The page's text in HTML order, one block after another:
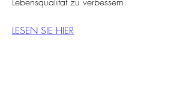
LESEN SIE HIER